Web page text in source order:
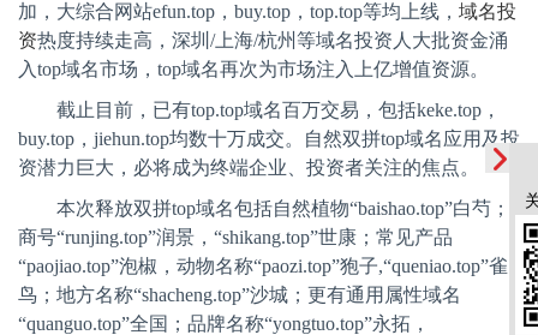
加，大综合网站efun.top ， buy.top ， top.top等均上线， 域名投
资热度持续走高，深圳 /上海/杭州等域名投资人大批资金涌
入top域名市场， top域名再次为市场注入上亿增值资源。
截止目前，已有top.top域名百万交易，包括keke.top ，
buy.top ， jiehun.top均数十万成交。自然双拼top域名应用及投
资潜力巨大，必将成为终端企业、投资者关注的焦点。
本次释放双拼top域名包括自然植物“baishao.top”白芍；
商号“runjing.top”润景，“shikang.top”世康；常见产品
“paojiao.top”泡椒，动物名称“paozi.top”狍子,“queniao.top”雀
鸟；地方名称“shacheng.top”沙城；更有通用属性域名
“quanguo.top”全国；品牌名称“yongtuo.top”永拓，